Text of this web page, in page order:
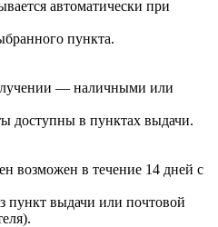
автоматически при
пункта.
— наличными или
доступны в пунктах выдачи.
возможен в течение 14 дней с
пункт выдачи или почтовой